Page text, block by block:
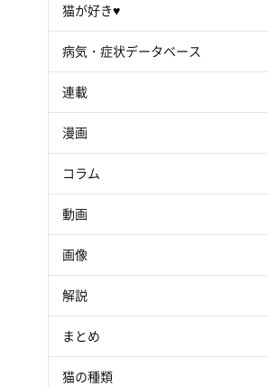
猫が好き♥
病気・症状データベース
連載
漫画
コラム
動画
画像
解説
まとめ
猫の種類